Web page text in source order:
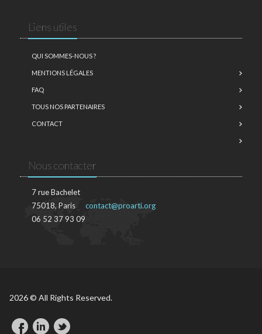
Liens utiles
QUI SOMMES-NOUS ?
MENTIONS LÉGALES
FAQ
TOUS NOS PARTENAIRES
CONTACT
Nous contacter
7 rue Bachelet
75018, Paris
06 52 37 93 09
contact@proarti.org
2026 © All Rights Reserved.